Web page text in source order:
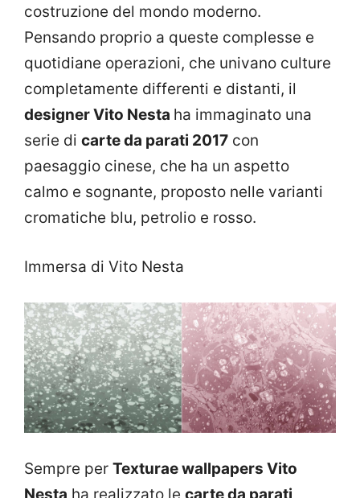
costruzione del mondo moderno.
Pensando proprio a queste complesse e
quotidiane operazioni, che univano culture
completamente differenti e distanti, il
designer Vito Nesta ha immaginato una
serie di carte da parati 2017 con
paesaggio cinese, che ha un aspetto
calmo e sognante, proposto nelle varianti
cromatiche blu, petrolio e rosso.
Immersa di Vito Nesta
Sempre per Texturae wallpapers Vito